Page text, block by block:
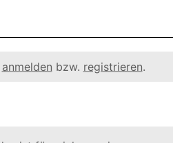
anmelden bzw. registrieren.